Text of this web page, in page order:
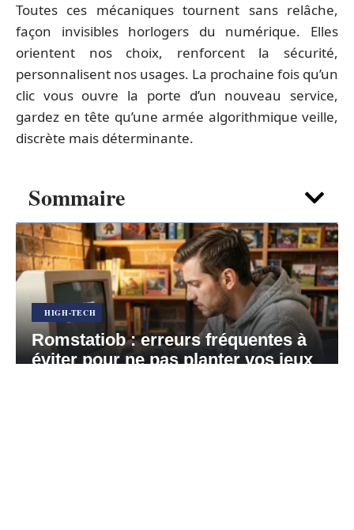
Sommaire
HIGH-TECH
Romstatiob : erreurs fréquentes à
éviter pour ne pas planter vos jeux
Toutes ces mécaniques tournent sans relâche,
façon invisibles horlogers du numérique. Elles
orientent nos choix, renforcent la sécurité,
personnalisent nos usages. La prochaine fois qu’un
clic vous ouvre la porte d’un nouveau service,
gardez en tête qu’une armée algorithmique veille,
discrète mais déterminante.